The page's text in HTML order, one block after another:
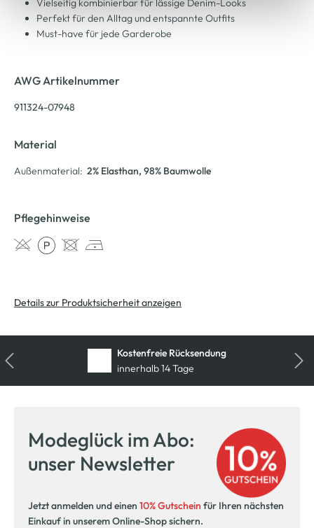
Perfekt für den Alltag und entspannte Outfits
Must-have für jede Garderobe
AWG Artikelnummer
911324-07948
Material
Außenmaterial: 2% Elasthan, 98% Baumwolle
Pflegehinweise
Details zur Produktsicherheit anzeigen
Kostenfreie Rücksendung
innerhalb 14 Tage
Modeglück im Abo:
unser Newsletter
Jetzt anmelden und einen 10% Gutschein für Ihren nächsten
Einkauf in unserem Online-Shop sichern.